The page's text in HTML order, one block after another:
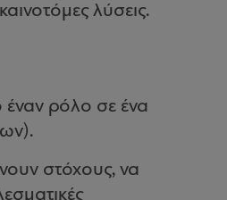
λύσεις.
ρόλο σε ένα
στόχους, να